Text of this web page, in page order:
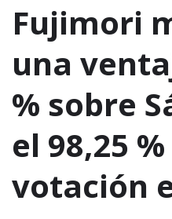
Fujimori
una
% sobre
el 98,25
votación